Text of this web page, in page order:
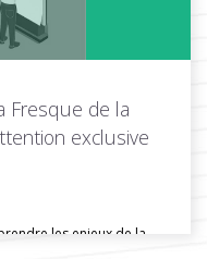
Fresque de la
exclusive
les enjeux de la